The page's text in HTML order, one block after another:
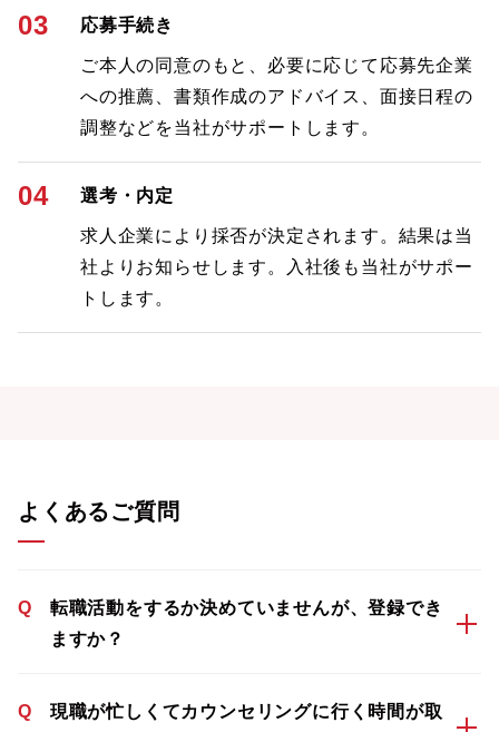
03 応募手続き
ご本人の同意のもと、必要に応じて応募先企業
への推薦、書類作成のアドバイス、面接日程の
調整などを当社がサポートします。
04 選考・内定
求人企業により採否が決定されます。結果は当
社よりお知らせします。入社後も当社がサポー
トします。
よくあるご質問
Q
転職活動をするか決めていませんが、登録でき
ますか？
Q
現職が忙しくてカウンセリングに行く時間が取